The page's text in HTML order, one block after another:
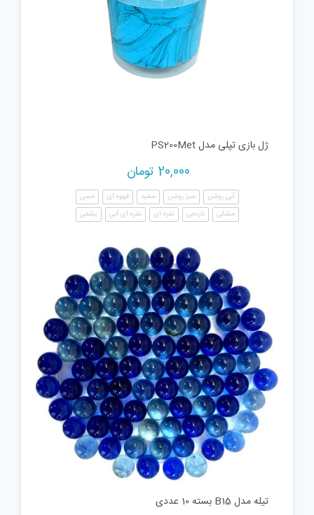
ژل بازی تپلی مدل PS200Met
20,000 تومان
آبی روشن سبز روشن سفید قهوه ای
مسی
مشکی
نارنجی نقره ای نقره ای آبی یشمی
تیله مدل B15 بسته 10 عددی